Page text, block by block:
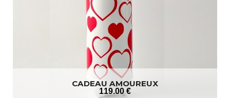
CADEAU AMOUREUX
119.00 €